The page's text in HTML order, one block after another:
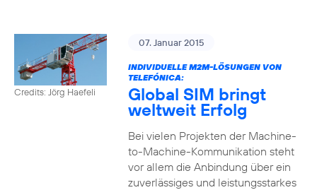
Credits: Jörg Haefeli
07. Januar 2015
INDIVIDUELLE M2M-LÖSUNGEN VON
TELEFÓNICA:
Global SIM bringt
weltweit Erfolg
Bei vielen Projekten der Machine-
to-Machine-Kommunikation steht
vor allem die Anbindung über ein
zuverlässiges und leistungsstarkes